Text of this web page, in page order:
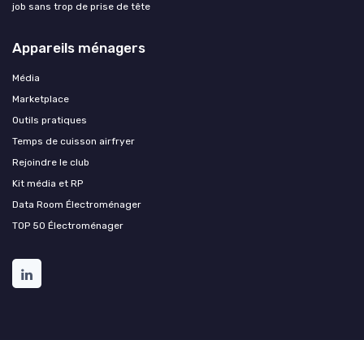
job sans trop de prise de tête
Appareils ménagers
Média
Marketplace
Outils pratiques
Temps de cuisson airfryer
Rejoindre le club
Kit média et RP
Data Room Électroménager
TOP 50 Électroménager